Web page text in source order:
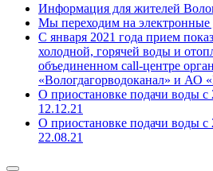
Информация для жителей
Мы переходим на
С января 2021 года прием
холодной, горячей воды и
объединенном call-центре
«Вологдагорводоканал» и АО
О приостановке подачи воды с
12.12.21
О приостановке подачи воды с
22.08.21